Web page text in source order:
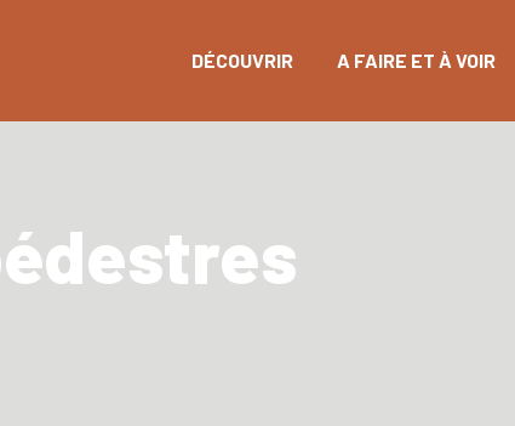
DÉCOUVRIR A FAIRE ET À VOIR